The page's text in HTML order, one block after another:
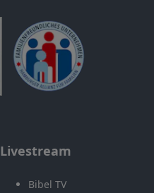
Livestream
Bibel TV